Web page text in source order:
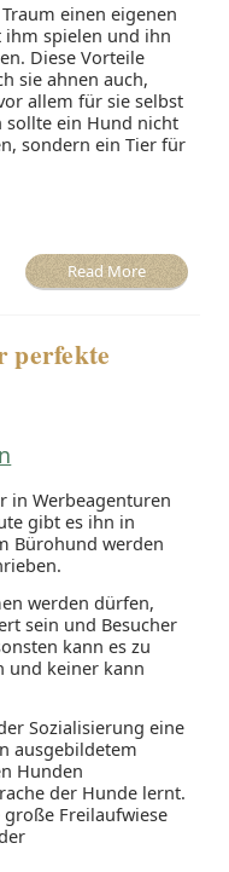
einen eigenen
ihm spielen und ihn
Diese Vorteile
sie ahnen auch,
allem für sie selbst
sollte ein Hund nicht
sondern ein Tier für
Read More
perfekte
in Werbeagenturen
gibt es ihn in
Bürohund werden
werden dürfen,
sein und Besucher
kann es zu
und keiner kann
Sozialisierung eine
ausgebildetem
Hunden
der Hunde lernt.
Freilaufwiese